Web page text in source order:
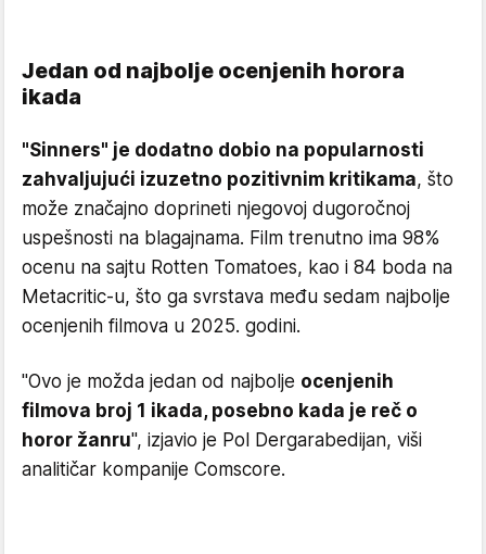
Jedan od najbolje ocenjenih horora
ikada
"Sinners" je dodatno dobio na popularnosti
zahvaljujući izuzetno pozitivnim kritikama, što
može značajno doprineti njegovoj dugoročnoj
uspešnosti na blagajnama. Film trenutno ima 98%
ocenu na sajtu Rotten Tomatoes, kao i 84 boda na
Metacritic-u, što ga svrstava među sedam najbolje
ocenjenih filmova u 2025. godini.
"Ovo je možda jedan od najbolje ocenjenih
filmova broj 1 ikada, posebno kada je reč o
horor žanru", izjavio je Pol Dergarabedijan, viši
analitičar kompanije Comscore.